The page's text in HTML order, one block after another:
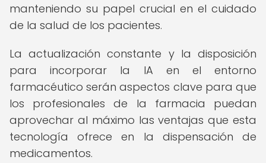
manteniendo su papel crucial en el cuidado
de la salud de los pacientes.
La actualización constante y la disposición
para incorporar la IA en el entorno
farmacéutico serán aspectos clave para que
los profesionales de la farmacia puedan
aprovechar al máximo las ventajas que esta
tecnología ofrece en la dispensación de
medicamentos.